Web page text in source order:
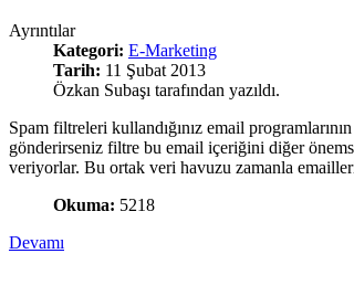
Ayrıntılar
Kategori: E-Marketing
Tarih: 11 Şubat 2013
Özkan Subaşı tarafından yazıldı.
Spam filtreleri kullandığınız email
gönderirseniz filtre bu email içeriğini diğer
veriyorlar. Bu ortak veri havuzu zamanla
Okuma: 5218
Devamı